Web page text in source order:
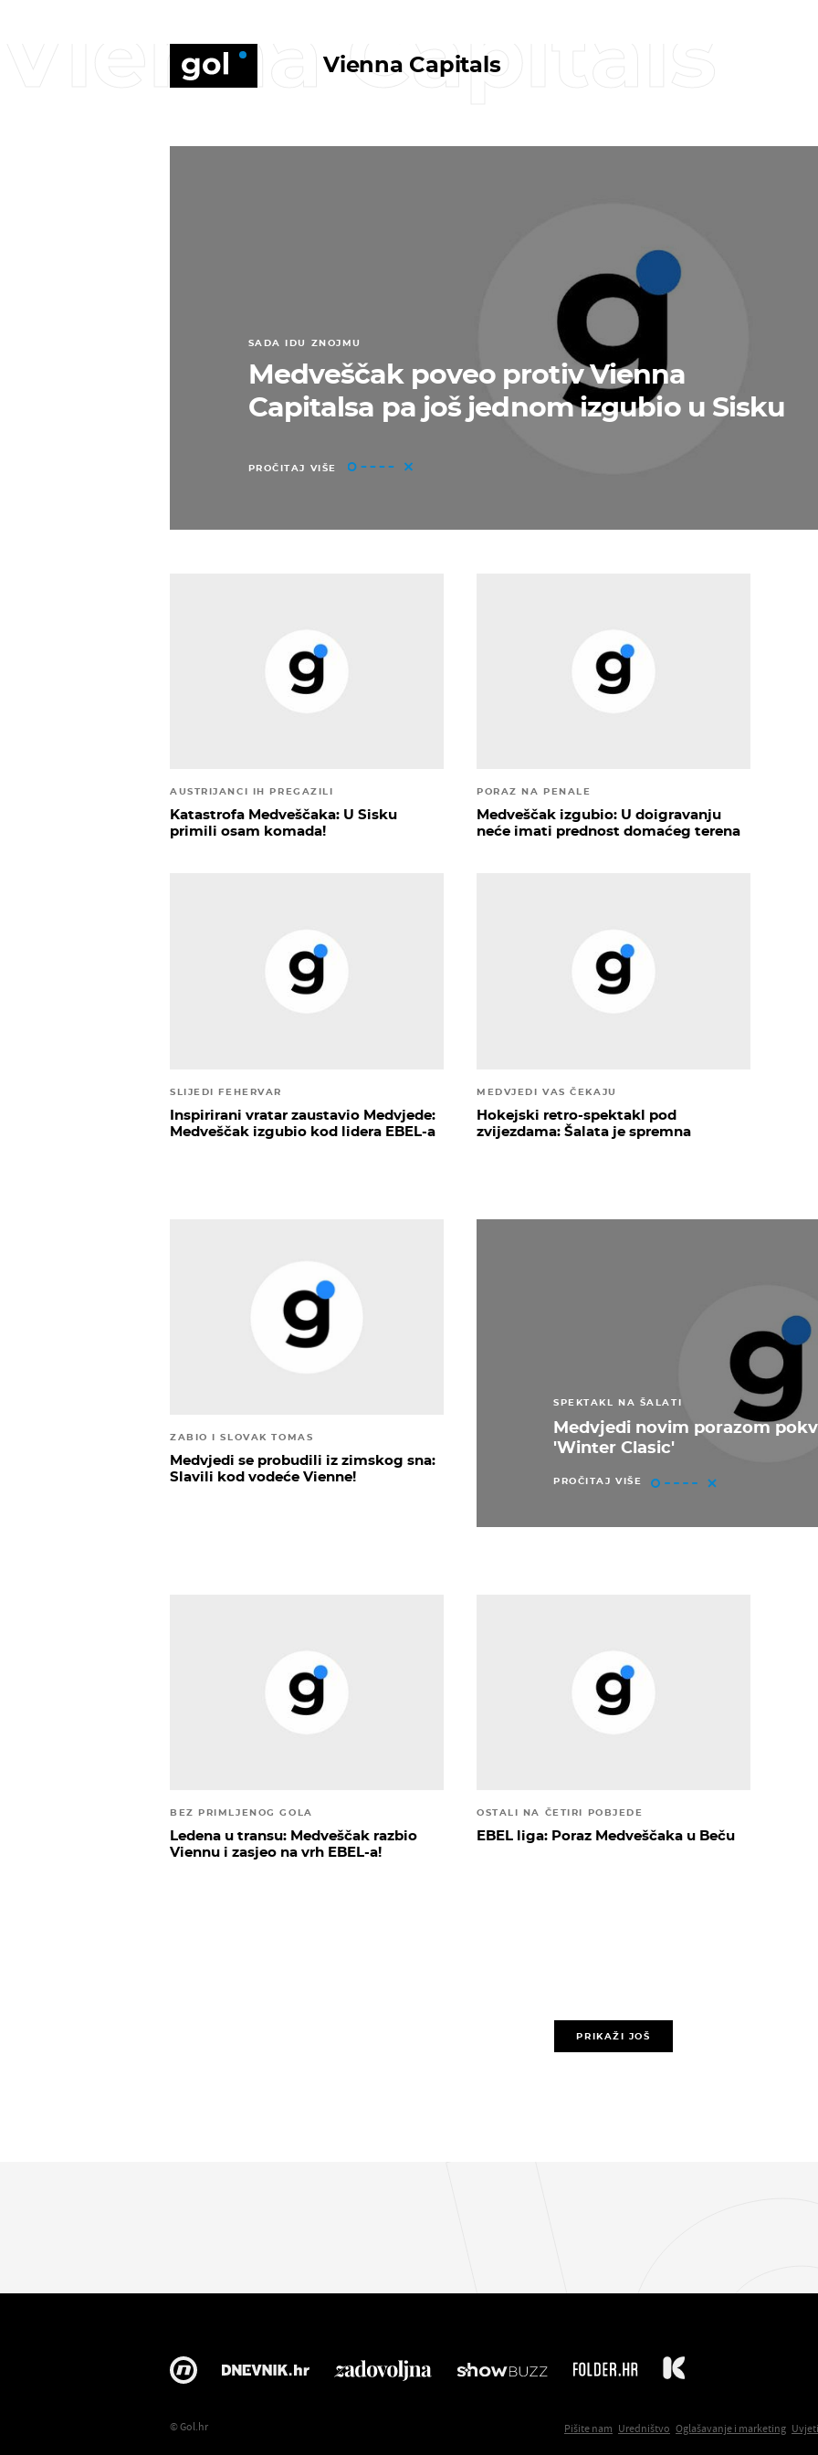
Vienna Capitals
Vienna Capitals
SADA IDU ZNOJMU
Medveščak poveo protiv Vienna
Capitalsa pa još jednom izgubio u Sisku
PROČITAJ VIŠE
AUSTRIJANCI IH PREGAZILI
Katastrofa Medveščaka: U Sisku
primili osam komada!
PORAZ NA PENALE
Medveščak izgubio: U doigravanju
neće imati prednost domaćeg terena
SLIJEDI FEHERVAR
Inspirirani vratar zaustavio Medvjede:
Medveščak izgubio kod lidera EBEL-a
MEDVJEDI VAS ČEKAJU
Hokejski retro-spektakl pod
zvijezdama: Šalata je spremna
ZABIO I SLOVAK TOMAS
Medvjedi se probudili iz zimskog sna:
Slavili kod vodeće Vienne!
SPEKTAKL NA ŠALATI
Medvjedi novim porazom
'Winter Clasic'
PROČITAJ VIŠE
BEZ PRIMLJENOG GOLA
Ledena u transu: Medveščak razbio
Viennu i zasjeo na vrh EBEL-a!
OSTALI NA ČETIRI POBJEDE
EBEL liga: Poraz Medveščaka u Beču
PRIKAŽI JOŠ
© Gol.hr Pišite nam Uredništvo Oglašavanje i marketing